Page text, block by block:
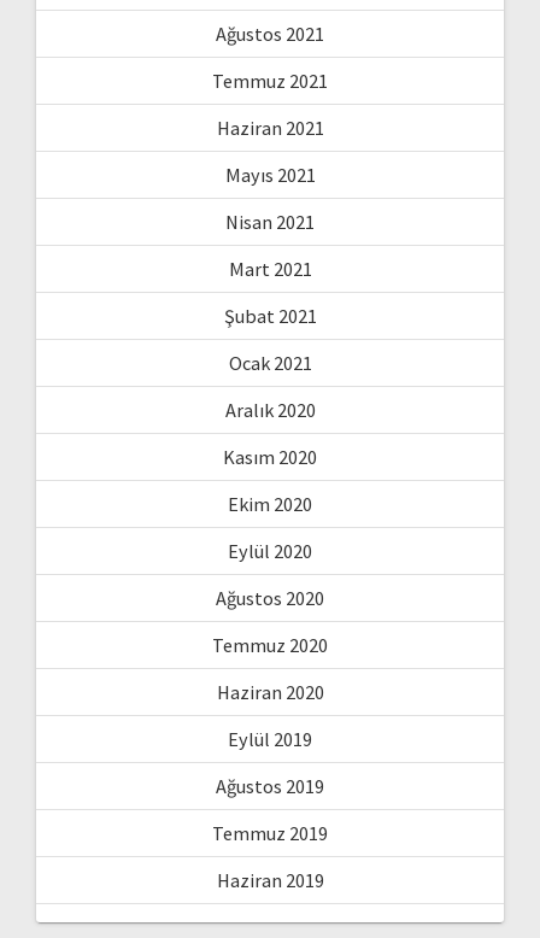
Ağustos 2021
Temmuz 2021
Haziran 2021
Mayıs 2021
Nisan 2021
Mart 2021
Şubat 2021
Ocak 2021
Aralık 2020
Kasım 2020
Ekim 2020
Eylül 2020
Ağustos 2020
Temmuz 2020
Haziran 2020
Eylül 2019
Ağustos 2019
Temmuz 2019
Haziran 2019